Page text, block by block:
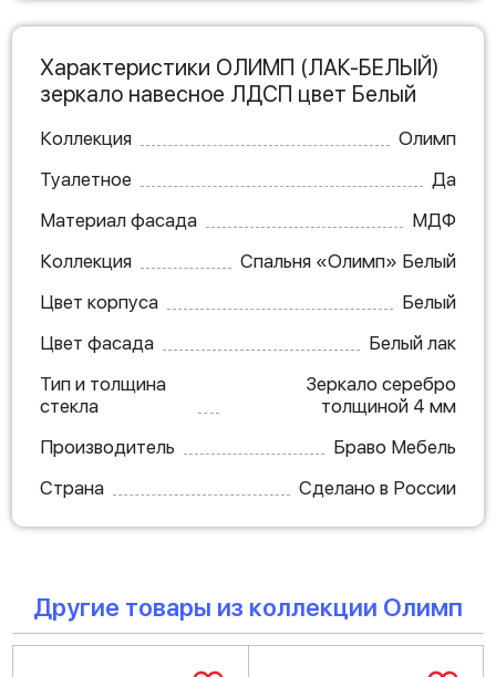
Характеристики ОЛИМП (ЛАК-БЕЛЫЙ)
зеркало навесное ЛДСП цвет Белый
Коллекция
Олимп
Туалетное
Да
Материал фасада
МДФ
Коллекция
Спальня «Олимп» Белый
Цвет корпуса
Белый
Цвет фасада
Белый лак
Тип и толщина
стекла
Зеркало серебро
толщиной 4 мм
Производитель
Браво Мебель
Страна
Сделано в России
Другие товары из коллекции Олимп